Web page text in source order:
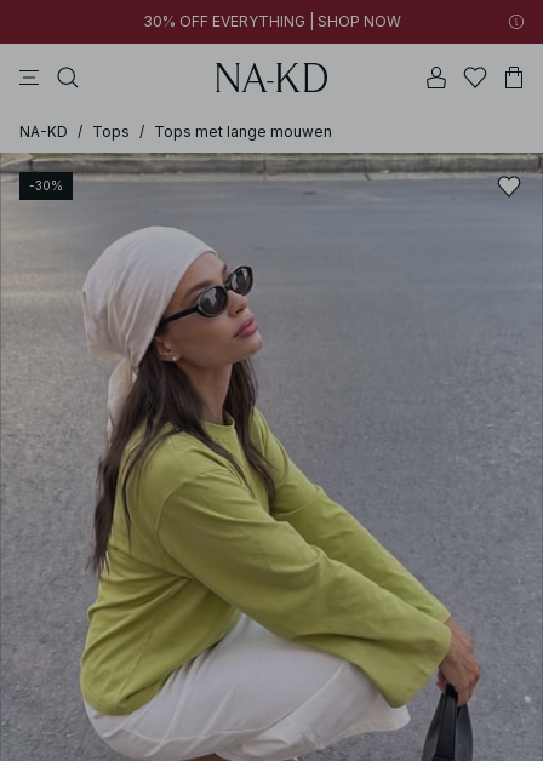
30% OFF EVERYTHING | SHOP NOW
NA-KD / Tops / Tops met lange mouwen
-30%